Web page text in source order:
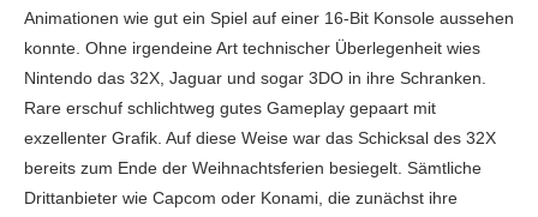
Animationen wie gut ein Spiel auf einer 16-Bit Konsole aussehen
konnte. Ohne irgendeine Art technischer Überlegenheit wies
Nintendo das 32X, Jaguar und sogar 3DO in ihre Schranken.
Rare erschuf schlichtweg gutes Gameplay gepaart mit
exzellenter Grafik. Auf diese Weise war das Schicksal des 32X
bereits zum Ende der Weihnachtsferien besiegelt. Sämtliche
Drittanbieter wie Capcom oder Konami, die zunächst ihre